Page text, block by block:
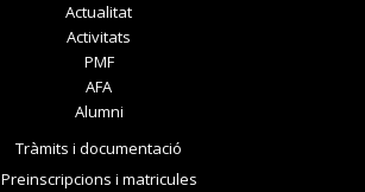
Actualitat
Activitats
PMF
AFA
Alumni
Tràmits i documentació
Preinscripcions i matricules